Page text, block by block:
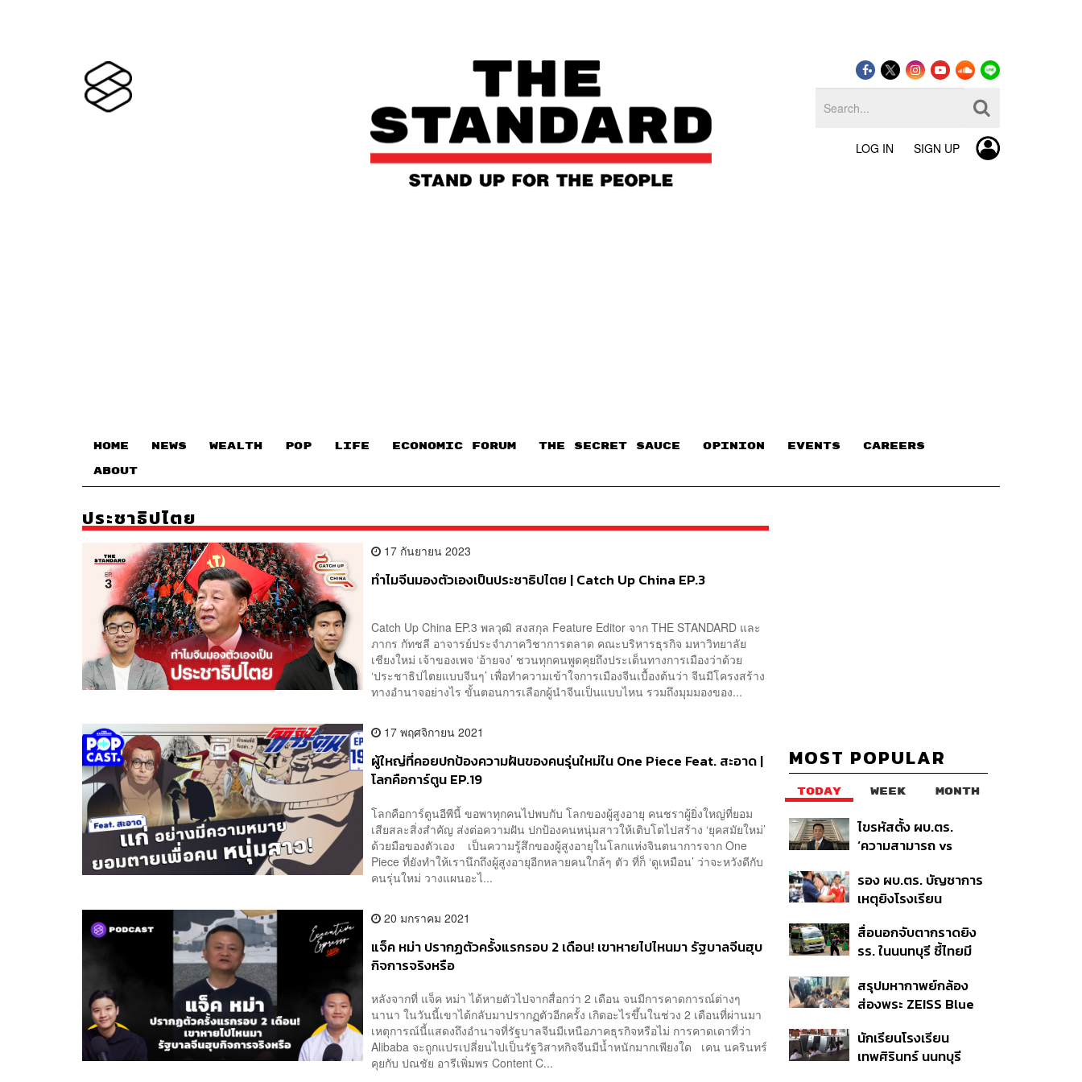
LOG IN SIGN UP
HOME NEWS WEALTH POP LIFE ECONOMIC FORUM THE SECRET SAUCE​ OPINION EVENTS CAREERS
ABOUT
ประชาธิปไตย
17 กันยายน 2023
ทำไมจีนมองตัวเองเป็นประชาธิปไตย | Catch Up China EP.3
Catch Up China EP.3 พลวุฒิ สงสกุล Feature Editor จาก THE STANDARD และ
ภากร กัทชลี อาจารย์ประจำภาควิชาการตลาด คณะบริหารธุรกิจ มหาวิทยาลัย
เชียงใหม่ เจ้าของเพจ ‘อ้ายจง’ ชวนทุกคนพูดคุยถึงประเด็นทางการเมืองว่าด้วย
‘ประชาธิปไตยแบบจีนๆ’ เพื่อทำความเข้าใจการเมืองจีนเบื้องต้นว่า จีนมีโครงสร้าง
ทางอำนาจอย่างไร ขั้นตอนการเลือกผู้นำจีนเป็นแบบไหน รวมถึงมุมมองของ...
17 พฤศจิกายน 2021
ผู้ใหญ่ที่คอยปกป้องความฝันของคนรุ่นใหม่ใน One Piece Feat. สะอาด |
โลกคือการ์ตูน EP.19
โลกคือการ์ตูนอีพีนี้ ขอพาทุกคนไปพบกับ โลกของผู้สูงอายุ คนชราผู้ยิ่งใหญ่ที่ยอม
เสียสละสิ่งสำคัญ ส่งต่อความฝัน ปกป้องคนหนุ่มสาวให้เติบโตไปสร้าง ‘ยุคสมัยใหม่’
ด้วยมือของตัวเอง เป็นความรู้สึกของผู้สูงอายุในโลกแห่งจินตนาการจาก One
Piece ที่ยังทำให้เรานึกถึงผู้สูงอายุอีกหลายคนใกล้ๆ ตัว ที่ก็ ‘ดูเหมือน’ ว่าจะหวังดีกับ
คนรุ่นใหม่ วางแผนอะไ...
20 มกราคม 2021
แจ็ค หม่า ปรากฏตัวครั้งแรกรอบ 2 เดือน! เขาหายไปไหนมา รัฐบาลจีนฮุบ
กิจการจริงหรือ
หลังจากที่ แจ็ค หม่า ได้หายตัวไปจากสื่อกว่า 2 เดือน จนมีการคาดการณ์ต่างๆ
นานา ในวันนี้เขาได้กลับมาปรากฏตัวอีกครั้ง เกิดอะไรขึ้นในช่วง 2 เดือนที่ผ่านมา
เหตุการณ์นี้แสดงถึงอำนาจที่รัฐบาลจีนมีเหนือภาคธุรกิจหรือไม่ การคาดเดาที่ว่า
Alibaba จะถูกแปรเปลี่ยนไปเป็นรัฐวิสาหกิจจีนมีน้ำหนักมากเพียงใด เคน นครินทร์
คุยกับ ปณชัย อารีเพิ่มพร Content C...
MOST POPULAR
TODAY WEEK MONTH
ไขรหัสตั้ง ผบ.ตร.
‘ความสามารถ vs
ปฏิรูปสีกากี กับ
พล.ต.อ. เอก อังสนา
นนท์
รอง ผบ.ตร. บัญชาการ
เหตุยิงโรงเรียน
ค้นหา 2 รอบยืนยันไร้คน
ติดค้าง พบศพปู่-ย่าที่
สื่อนอกจับตากราดยิง
รร. ในนนทบุรี ชี้ไทยมี
ในระดับต้นของภูมิภาค
สรุปมหากาพย์กล้อง
ส่องพระ ZEISS Blue
ผลิต 8.3 ล้าน สู่ข้อ
พิพาท ‘มาเวลล์ฯ’ ฟ้อง
นักเรียนโรงเรียน
เทพศิรินทร์ นนทบุรี